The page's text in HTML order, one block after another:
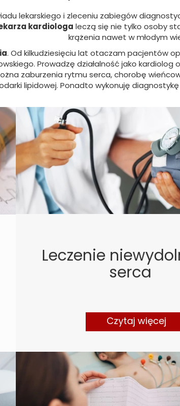
lekarskiego i zleceniu zabiegów
kardiologa leczą się nie tylko osoby
krążenia nawet w młodym
. Od kilkudziesięciu lat otaczam pacjentów
Prowadzę działalność jako kardiolog
zaburzenia rytmu serca, chorobę
lipidowej. Ponadto wykonuję diagnostykę
Leczenie
serca
Czytaj więcej